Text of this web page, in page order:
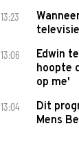
13:23
13:06
Edwin
hoopte
op me'
13:04
Dit
Mens